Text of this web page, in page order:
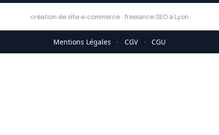
création de site e-commerce · freelance SEO à Lyon
Mentions Légales · CGV · CGU